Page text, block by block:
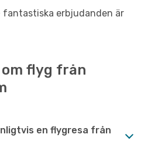
erbjudanden är
flyg från
en flygresa från